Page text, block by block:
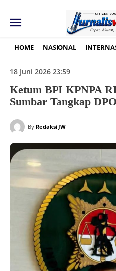
HOME NASIONAL
18 Juni 2026 23:59
Ketum BPI KPNPA
Sumbar Tangkap
By Redaksi JW